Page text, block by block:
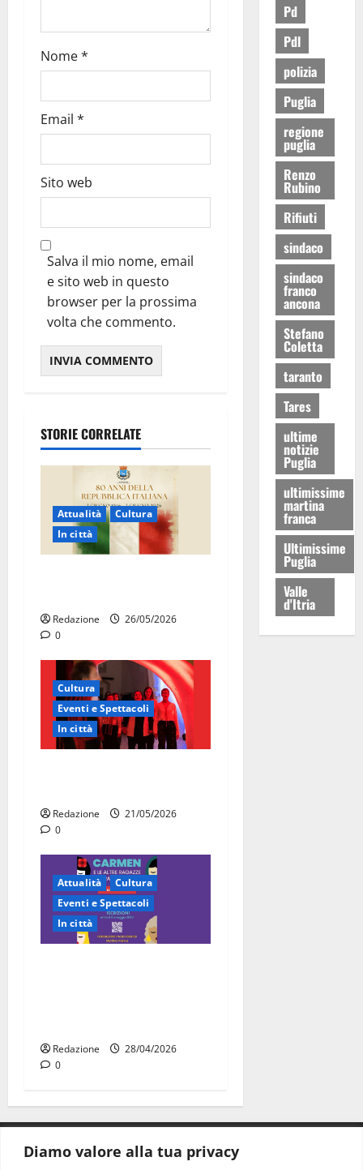
Diamo valore alla tua privacy
Nome*
Email *
Sito web
Salva il mio nome, email
e sito web in questo
browser per la prossima
volta che commento.
STORIE CORRELATE
Attualità
Cultura
In città
Redazione
26/05/2026
0
Cultura
Eventi e Spettacoli
In città
Redazione
21/05/2026
0
Attualità
Cultura
Eventi e Spettacoli
In città
Redazione
28/04/2026
0
Pd
Pdl
polizia
Puglia
regione
puglia
Renzo
Rubino
Rifiuti
sindaco
sindaco
franco
ancona
Stefano
Coletta
taranto
Tares
ultime
notizie
Puglia
ultimissime
martina
franca
Ultimissime
Puglia
Valle
d'Itria
CONTATTI.